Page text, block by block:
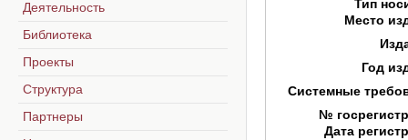
Тип
Место
Год
Системные
№
Дата
Деятельность
Библиотека
Проекты
Структура
Партнеры